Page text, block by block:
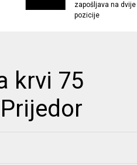
zapošljava na dvije
pozicije
krvi 75